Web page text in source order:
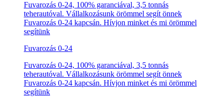
Fuvarozás 0-24, 100% garanciával, 3,5 tonnás
teherautóval. Vállalkozásunk örömmel segít önnek
Fuvarozás 0-24 kapcsán. Hívjon minket és mi örömmel
segítünk
Fuvarozás 0-24
Fuvarozás 0-24, 100% garanciával, 3,5 tonnás
teherautóval. Vállalkozásunk örömmel segít önnek
Fuvarozás 0-24 kapcsán. Hívjon minket és mi örömmel
segítünk